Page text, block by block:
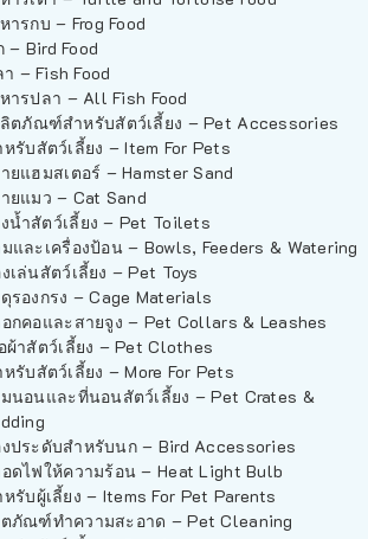
ารกบ – Frog Food
– Bird Food
– Fish Food
ารปลา – All Fish Food
ตภัณฑ์สำหรับสัตว์เลี้ยง – Pet Accessories
รับสัตว์เลี้ยง – Item For Pets
ยแฮมสเตอร์ – Hamster Sand
ยแมว – Cat Sand
น้ำสัตว์เลี้ยง – Pet Toilets
และเครื่องป้อน – Bowls, Feeders & Watering
เล่นสัตว์เลี้ยง – Pet Toys
รองกรง – Cage Materials
กคอและสายจูง – Pet Collars & Leashes
ผ้าสัตว์เลี้ยง – Pet Clothes
รับสัตว์เลี้ยง – More For Pets
นอนและที่นอนสัตว์เลี้ยง – Pet Crates &
ประดับสำหรับนก – Bird Accessories
ดไฟให้ความร้อน – Heat Light Bulb
รับผู้เลี้ยง – Items For Pet Parents
ภัณฑ์ทำความสะอาด – Pet Cleaning